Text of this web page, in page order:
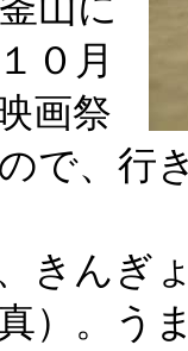
０月
画祭
で、行
きんぎ
）。う